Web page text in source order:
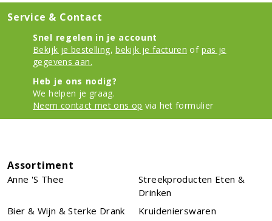
Service & Contact
Snel regelen in je account
Bekijk je bestelling, bekijk je facturen of pas je
gegevens aan.
Heb je ons nodig?
We helpen je graag.
Neem contact met ons op via het formulier
Assortiment
Anne 's Thee
Streekproducten Eten &
Drinken
Bier & Wijn & Sterke Drank
Kruidenierswaren